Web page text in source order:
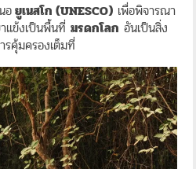
อยูเนสโก (UNESCO) เพื่อพิจารณา
าแข้งเป็นพื้นที่มรดกโลก อันเป็นสิ่ง
คุ้มครองเต็มที่